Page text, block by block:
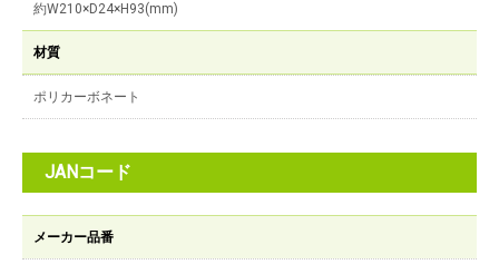
約W210×D24×H93(mm)
材質
ポリカーボネート
JANコード
メーカー品番